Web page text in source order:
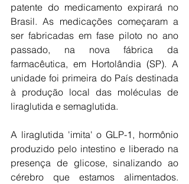
patente do medicamento expirará no
Brasil. As medicações começaram a
ser fabricadas em fase piloto no ano
passado, na nova fábrica da
farmacêutica, em Hortolândia (SP). A
unidade foi primeira do País destinada
à produção local das moléculas de
liraglutida e semaglutida.
A liraglutida 'imita' o GLP-1, hormônio
produzido pelo intestino e liberado na
presença de glicose, sinalizando ao
cérebro que estamos alimentados.